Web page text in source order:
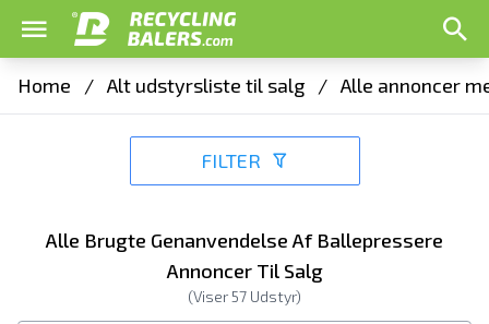
Home / Alt udstyrsliste til salg / Alle annoncer
FILTER
Alle Brugte Genanvendelse Af Ballepressere
Annoncer Til Salg
(Viser 57 Udstyr)